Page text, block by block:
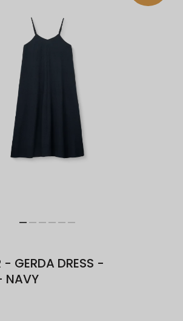
- GERDA DRESS -
NAVY